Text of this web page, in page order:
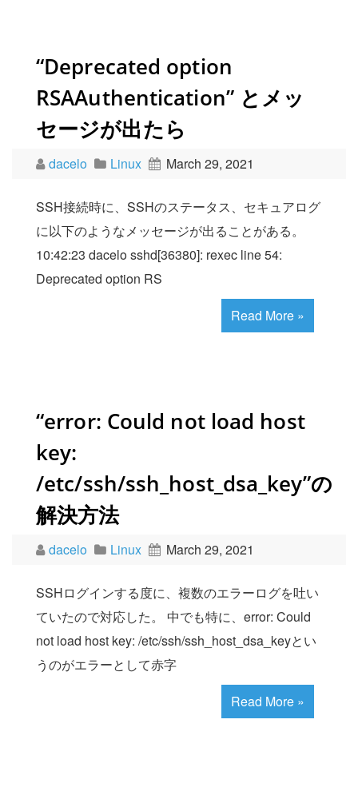
“Deprecated option
RSAAuthentication” とメッ
セージが出たら
dacelo Linux March 29, 2021
SSH接続時に、SSHのステータス、セキュアログ
に以下のようなメッセージが出ることがある。
10:42:23 dacelo sshd[36380]: rexec line 54:
Deprecated option RS
Read More »
“error: Could not load host
key:
/etc/ssh/ssh_host_dsa_key”の
解決方法
dacelo Linux March 29, 2021
SSHログインする度に、複数のエラーログを吐い
ていたので対応した。 中でも特に、error: Could
not load host key: /etc/ssh/ssh_host_dsa_keyとい
うのがエラーとして赤字
Read More »